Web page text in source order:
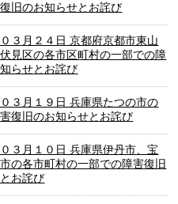
旧のお知らせとお詫び
３月２４日 京都府京都市東山
見区の各市区町村の一部での障
らせとお詫び
３月１９日 兵庫県たつの市の
復旧のお知らせとお詫び
３月１０日 兵庫県伊丹市、宝
の各市町村の一部での障害復旧
お詫び